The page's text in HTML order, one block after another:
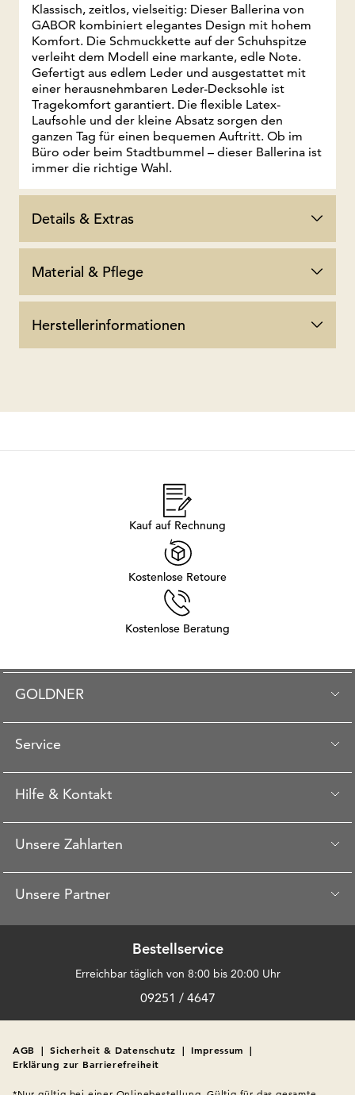
Klassisch, zeitlos, vielseitig: Dieser Ballerina von
GABOR kombiniert elegantes Design mit hohem
Komfort. Die Schmuckkette auf der Schuhspitze
verleiht dem Modell eine markante, edle Note.
Gefertigt aus edlem Leder und ausgestattet mit
einer herausnehmbaren Leder-Decksohle ist
Tragekomfort garantiert. Die flexible Latex-
Laufsohle und der kleine Absatz sorgen den
ganzen Tag für einen bequemen Auftritt. Ob im
Büro oder beim Stadtbummel – dieser Ballerina ist
immer die richtige Wahl.
Details & Extras
Material & Pflege
Herstellerinformationen
Kauf auf Rechnung
Kostenlose Retoure
Kostenlose Beratung
GOLDNER
Service
Hilfe & Kontakt
Unsere Zahlarten
Unsere Partner
Bestellservice
Erreichbar täglich von 8:00 bis 20:00 Uhr
09251 / 4647
AGB | Sicherheit & Datenschutz | Impressum |
Erklärung zur Barrierefreiheit